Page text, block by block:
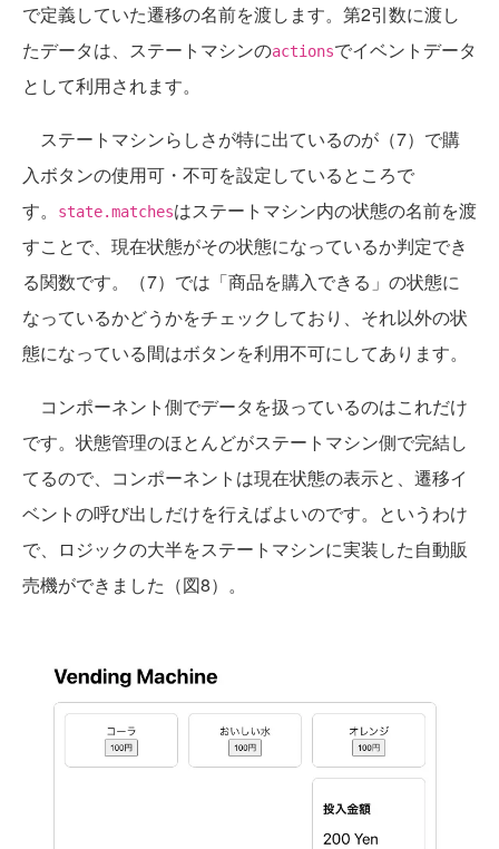
で定義していた遷移の名前を渡します。第2引数に渡し
たデータは、ステートマシンのactionsでイベントデータ
として利用されます。
ステートマシンらしさが特に出ているのが（7）で購
入ボタンの使用可・不可を設定しているところで
す。
state.matchesはステートマシン内の状態の名前を渡
すことで、現在状態がその状態になっているか判定でき
る関数です。（7）では「商品を購入できる」の状態に
なっているかどうかをチェックしており、それ以外の状
態になっている間はボタンを利用不可にしてあります。
コンポーネント側でデータを扱っているのはこれだけ
です。状態管理のほとんどがステートマシン側で完結し
てるので、コンポーネントは現在状態の表示と、遷移イ
ベントの呼び出しだけを行えばよいのです。というわけ
で、ロジックの大半をステートマシンに実装した自動販
売機ができました（図8）。